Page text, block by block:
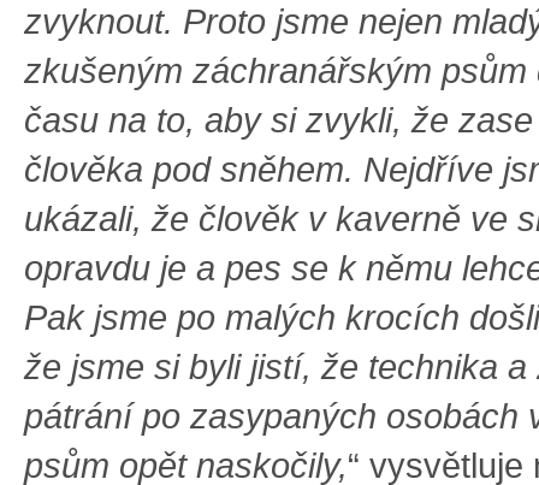
zvyknout. Proto jsme nejen
zkušeným záchranářským psům
času na to, aby si zvykli, že
člověka pod sněhem. Nejdříve
ukázali, že člověk v kaverně ve
opravdu je a pes se k němu
Pak jsme po malých krocích
že jsme si byli jistí, že technika a
pátrání po zasypaných osobách
psům opět naskočily,“